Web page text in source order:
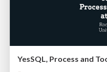
YesSQL, Process and